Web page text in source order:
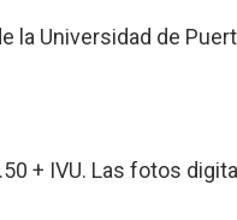
la Universidad de
+ IVU. Las fotos